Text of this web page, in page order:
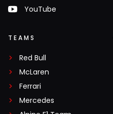
YouTube
TEAMS
Red Bull
McLaren
Ferrari
Mercedes